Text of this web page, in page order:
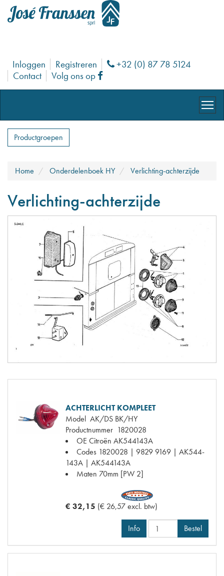
Inloggen Registreren Phone
+32 (0) 87 78 5124
Contact
Volg ons op Facebook
Productgroepen
Home Onderdelenboek HY Verlichting-achterzijde
Verlichting-achterzijde
ACHTERLICHT KOMPLEET
Model AK/DS BK/HY
Productnummer 1820028
OE Citroën AK544143A
Codes 1820028 | 9829 9169 | AK544-
143A | AK544143A
Maten 70mm [PW 2]
€ 32,15 (€ 26,57 excl. btw)
Info Bestel